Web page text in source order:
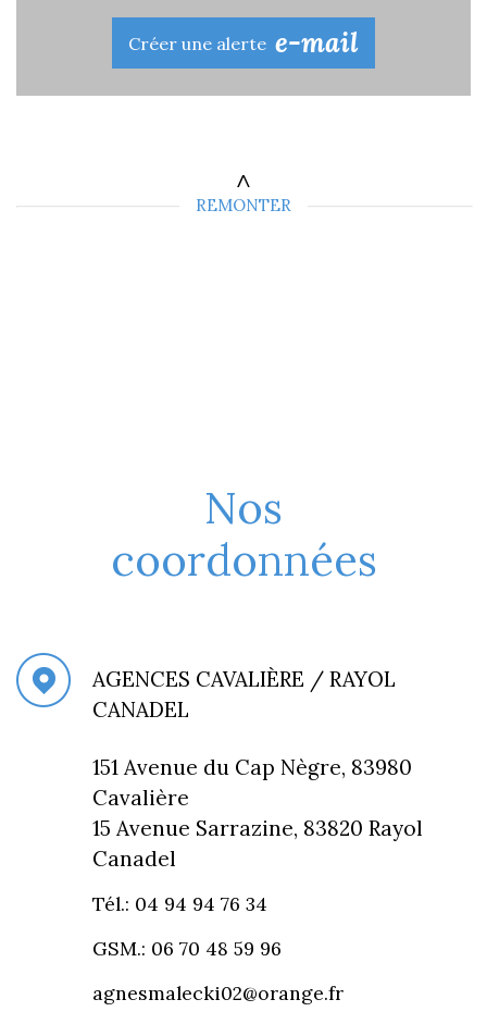
Créer une alerte e-mail
REMONTER
Nos
coordonnées
AGENCES CAVALIÈRE / RAYOL
CANADEL
151 Avenue du Cap Nègre, 83980
Cavalière
15 Avenue Sarrazine, 83820 Rayol
Canadel
Tél.: 04 94 94 76 34
GSM.: 06 70 48 59 96
agnesmalecki02@orange.fr